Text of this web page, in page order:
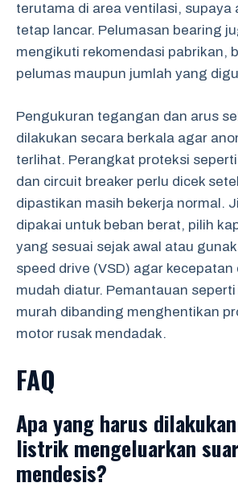
terutama di area ventilasi, supaya
tetap lancar. Pelumasan bearing
mengikuti rekomendasi pabrikan,
pelumas maupun jumlah yang
Pengukuran tegangan dan arus
dilakukan secara berkala agar
terlihat. Perangkat proteksi
dan circuit breaker perlu dicek
dipastikan masih bekerja normal.
dipakai untuk beban berat, pilih
yang sesuai sejak awal atau
speed drive (VSD) agar kecepatan
mudah diatur. Pemantauan
murah dibanding menghentikan
motor rusak mendadak.
FAQ
Apa yang harus
listrik mengeluarkan
mendesis?